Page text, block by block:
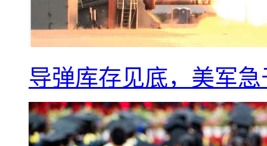
导弹库存见底，美军